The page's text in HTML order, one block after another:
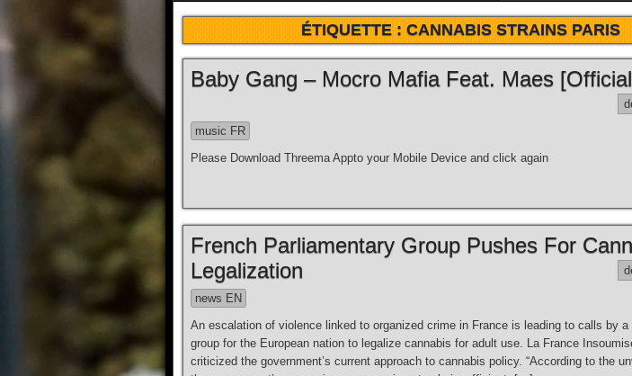
ÉTIQUETTE :CANNABIS STRAINS PARIS
Baby Gang – Mocro Mafia Feat. Maes
music FR
Please Download Threema Appto your Mobile Device and click again
French Parliamentary Group Pushes For
Legalization
news EN
An escalation of violence linked to organized crime in France is leading to calls by a
group for the European nation to legalize cannabis for adult use. La France
criticized the government’s current approach to cannabis policy. “According to the